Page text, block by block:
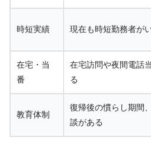
時短実績 現在も時短勤務者が
在宅・当
番
在宅訪問や夜間電話
る
教育体制
復帰後の慣らし期間
談がある